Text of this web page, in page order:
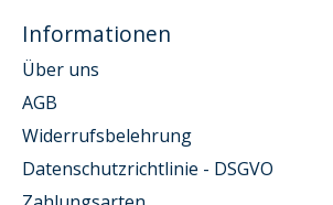
Informationen
Über uns
AGB
Widerrufsbelehrung
Datenschutzrichtlinie - DSGVO